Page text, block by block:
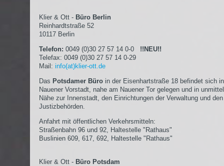
Klier & Ott - Büro Berlin
Reinhardtstraße 52
10117 Berlin
Telefon: 0049 (0)30 27 57 14 0-0 !!NEU!!
Telefax: 0049 (0)30 27 57 14 0-29
Mail: info(at)klier-ott.de
Das Potsdamer Büro in der Eisenhartstraße 18 befindet sich
Nauener Vorstadt, nahe am Nauener Tor gelegen und in
Nähe zur Innenstadt, den Einrichtungen der Verwaltung und den
Justizbehörden.
Anfahrt mit öffentlichen Verkehrsmitteln:
Straßenbahn 96 und 92, Haltestelle "Rathaus"
Buslinien 609, 617, 692, Haltestelle "Rathaus"
Klier & Ott - Büro Potsdam